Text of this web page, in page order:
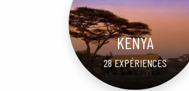
KENYA
28 EXPÉRIENCES